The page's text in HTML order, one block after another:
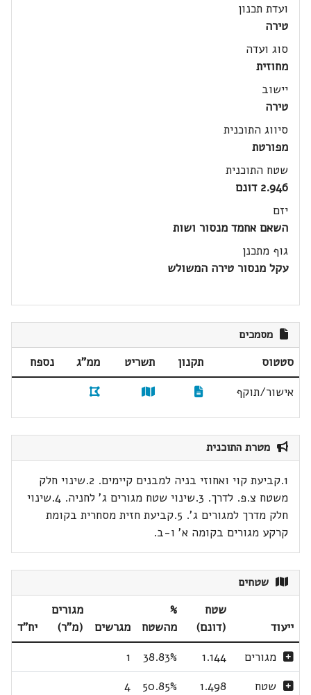
ועדת תכנון
טירה
סוג ועדה
מחוזית
יישוב
טירה
סיווג התוכנית
מפורטת
שטח התוכנית
2.946 דונם
יזם
השאם אחמד מנסור ושות
גוף מתכנן
עקל מנסור טירה המשולש
מסמכים
סטטוס תקנון תשריט ממ"ג
נספח
אישור/תוקף
מטרת התוכנית
1.קביעת קוי ואחוזי בניה למבנים קיימים. 2.שינוי חלק
משטח צ.פ. לדרך. 3.שינוי שטח מגורים ג' לחניה. 4.שינוי
חלק מדרך למגורים ג'. 5.קביעת חזית מסחרית בקומת
קרקע מגורים בקומה א' ו-ב.
שטחים
ייעוד
שטח
(דונם)
%
מהשטח
מגרשים
מגורים
(מ"ר)
יח"ד
מגורים
1.144
38.83%
1
שטח
1.498
50.85%
4